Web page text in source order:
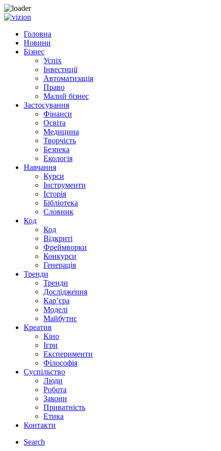
Skip to content
Головна
Новини
Бізнес
Успіх
Інвестиції
Автоматизація
Право
Малий бізнес
Застосування
Фінанси
Освіта
Медицина
Творчість
Безпека
Екологія
Навчання
Курси
Інструменти
Історія
Бібліотека
Словник
Код
Код
Відкриті
Фреймворки
Конкурси
Генерація
Тренди
Тренди
Дослідження
Кар’єра
Моделі
Майбутнє
Креатив
Кіно
Ігри
Експерименти
Філософія
Суспільство
Люди
Робота
Закони
Приватність
Етика
Контакти
Search